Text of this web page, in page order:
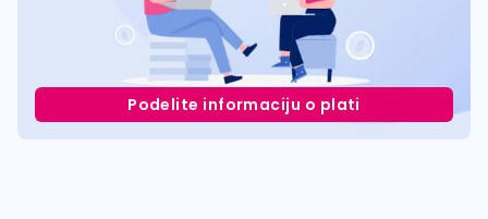
Podelite informaciju o plati